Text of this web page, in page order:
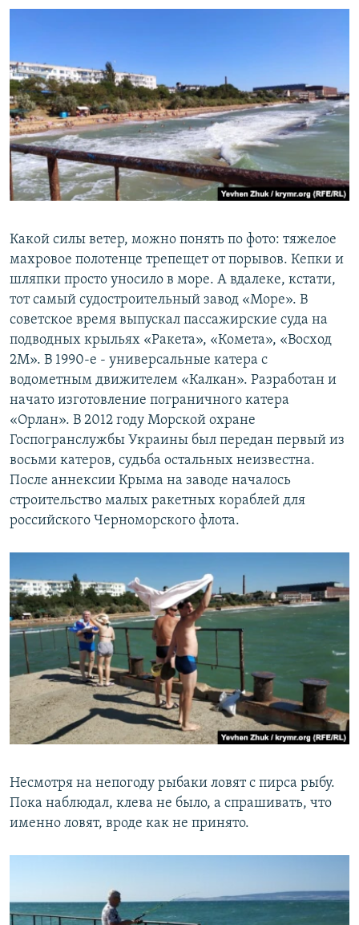
Какой силы ветер, можно понять по фото: тяжелое
махровое полотенце трепещет от порывов. Кепки и
шляпки просто уносило в море. А вдалеке, кстати,
тот самый судостроительный завод «Море». В
советское время выпускал пассажирские суда на
подводных крыльях «Ракета», «Комета», «Восход
2М». В 1990-е - универсальные катера с
водометным движителем «Калкан». Разработан и
начато изготовление пограничного катера
«Орлан». В 2012 году Морской охране
Госпогранслужбы Украины был передан первый из
восьми катеров, судьба остальных неизвестна.
После аннексии Крыма на заводе началось
строительство малых ракетных кораблей для
российского Черноморского флота.
Несмотря на непогоду рыбаки ловят с пирса рыбу.
Пока наблюдал, клева не было, а спрашивать, что
именно ловят, вроде как не принято.